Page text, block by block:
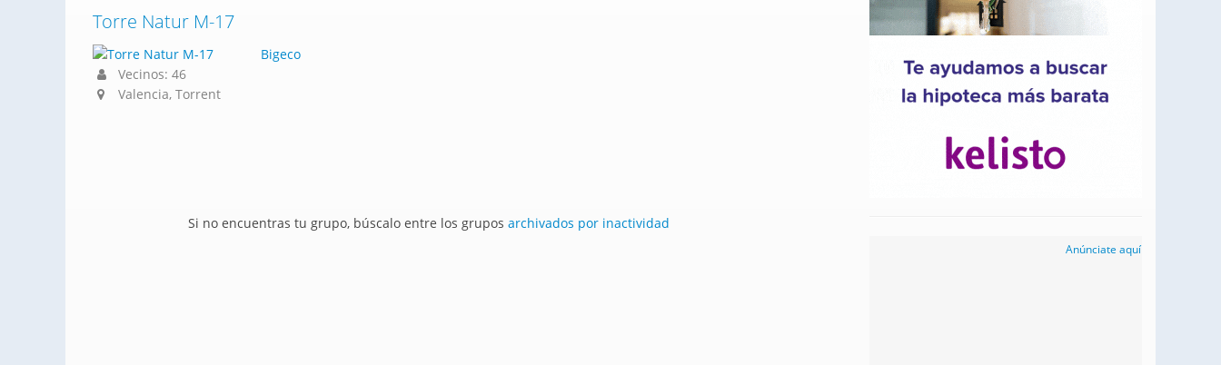
Torre Natur M-17
Bigeco
Vecinos: 46
Valencia, Torrent
Si no encuentras tu grupo, búscalo entre los grupos archivados por inactividad
Anúnciate aquí